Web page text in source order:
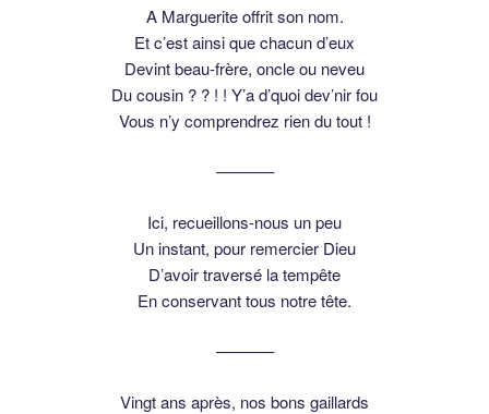
A Marguerite offrit son nom.
Et c’est ainsi que chacun d’eux
Devint beau-frère, oncle ou neveu
Du cousin ? ? ! ! Y’a d’quoi dev’nir fou
Vous n’y comprendrez rien du tout !
———–
Ici, recueillons-nous un peu
Un instant, pour remercier Dieu
D’avoir traversé la tempête
En conservant tous notre tête.
———–
Vingt ans après, nos bons gaillards